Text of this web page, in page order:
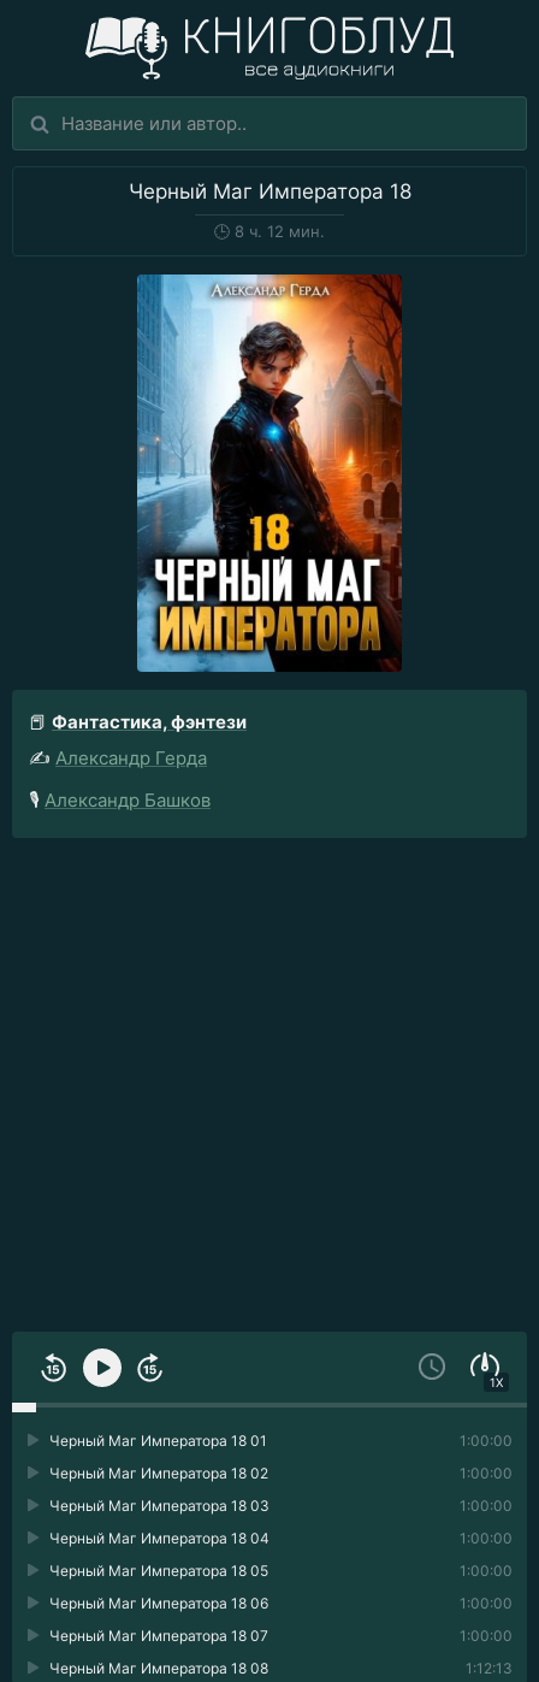
Черный Маг Императора 18
🕒 8 ч. 12 мин.
📕 Фантастика, фэнтези
✍️ Александр Герда
🎙️ Александр Башков
1X
1:00:00
Черный Маг Императора 18 01
1:00:00
Черный Маг Императора 18 02
1:00:00
Черный Маг Императора 18 03
1:00:00
Черный Маг Императора 18 04
1:00:00
Черный Маг Императора 18 05
1:00:00
Черный Маг Императора 18 06
1:00:00
Черный Маг Императора 18 07
1:12:13
Черный Маг Императора 18 08